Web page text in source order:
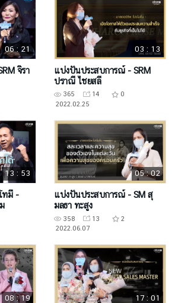
06 : 21
จิรา
03 : 13
แบ่งปันประสบการณ์ - SRM
ปราณี ไชยสลี
365 14
0
2022.02.25
13 : 53
ทมี่ -
05 : 02
แบ่งปันประสบการณ์ - SM สุ
มลธา ทะสูง
358 13
2
2022.06.07
08 : 19 17 : 01